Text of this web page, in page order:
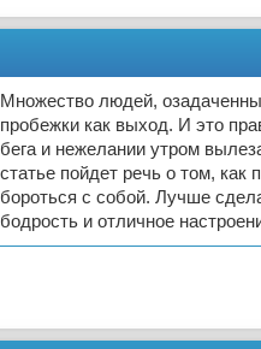
Множество людей,
пробежки как выход. И это
бега и нежелании утром
статье пойдет речь о том, как
бороться с собой. Лучше
бодрость и отличное